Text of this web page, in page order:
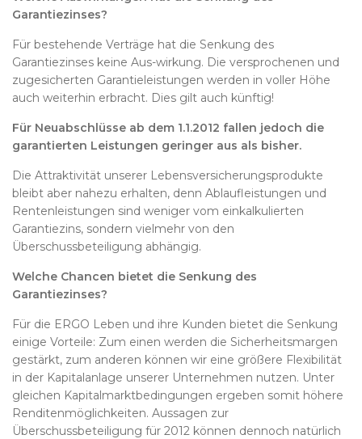
Garantiezinses?
Für bestehende Verträge hat die Senkung des
Garantiezinses keine Aus-wirkung. Die versprochenen und
zugesicherten Garantieleistungen werden in voller Höhe
auch weiterhin erbracht. Dies gilt auch künftig!
Für Neuabschlüsse ab dem 1.1.2012 fallen jedoch die
garantierten Leistungen geringer aus als bisher.
Die Attraktivität unserer Lebensversicherungsprodukte
bleibt aber nahezu erhalten, denn Ablaufleistungen und
Rentenleistungen sind weniger vom einkalkulierten
Garantiezins, sondern vielmehr von den
Überschussbeteiligung abhängig.
Welche Chancen bietet die Senkung des
Garantiezinses?
Für die ERGO Leben und ihre Kunden bietet die Senkung
einige Vorteile: Zum einen werden die Sicherheitsmargen
gestärkt, zum anderen können wir eine größere Flexibilität
in der Kapitalanlage unserer Unternehmen nutzen. Unter
gleichen Kapitalmarktbedingungen ergeben somit höhere
Renditenmöglichkeiten. Aussagen zur
Überschussbeteiligung für 2012 können dennoch natürlich